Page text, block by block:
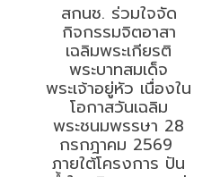
สกนช. ร่วมใจจัด
กิจกรรมจิตอาสา
เฉลิมพระเกียรติ
พระบาทสมเด็จ
พระเจ้าอยู่หัว เนื่องใน
โอกาสวันเฉลิม
พระชนมพรรษา 28
กรกฎาคม 2569
ภายใต้โครงการ ปัน